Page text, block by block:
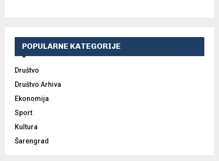
POPULARNE KATEGORIJE
Društvo
Društvo Arhiva
Ekonomija
Sport
Kultura
Šarengrad